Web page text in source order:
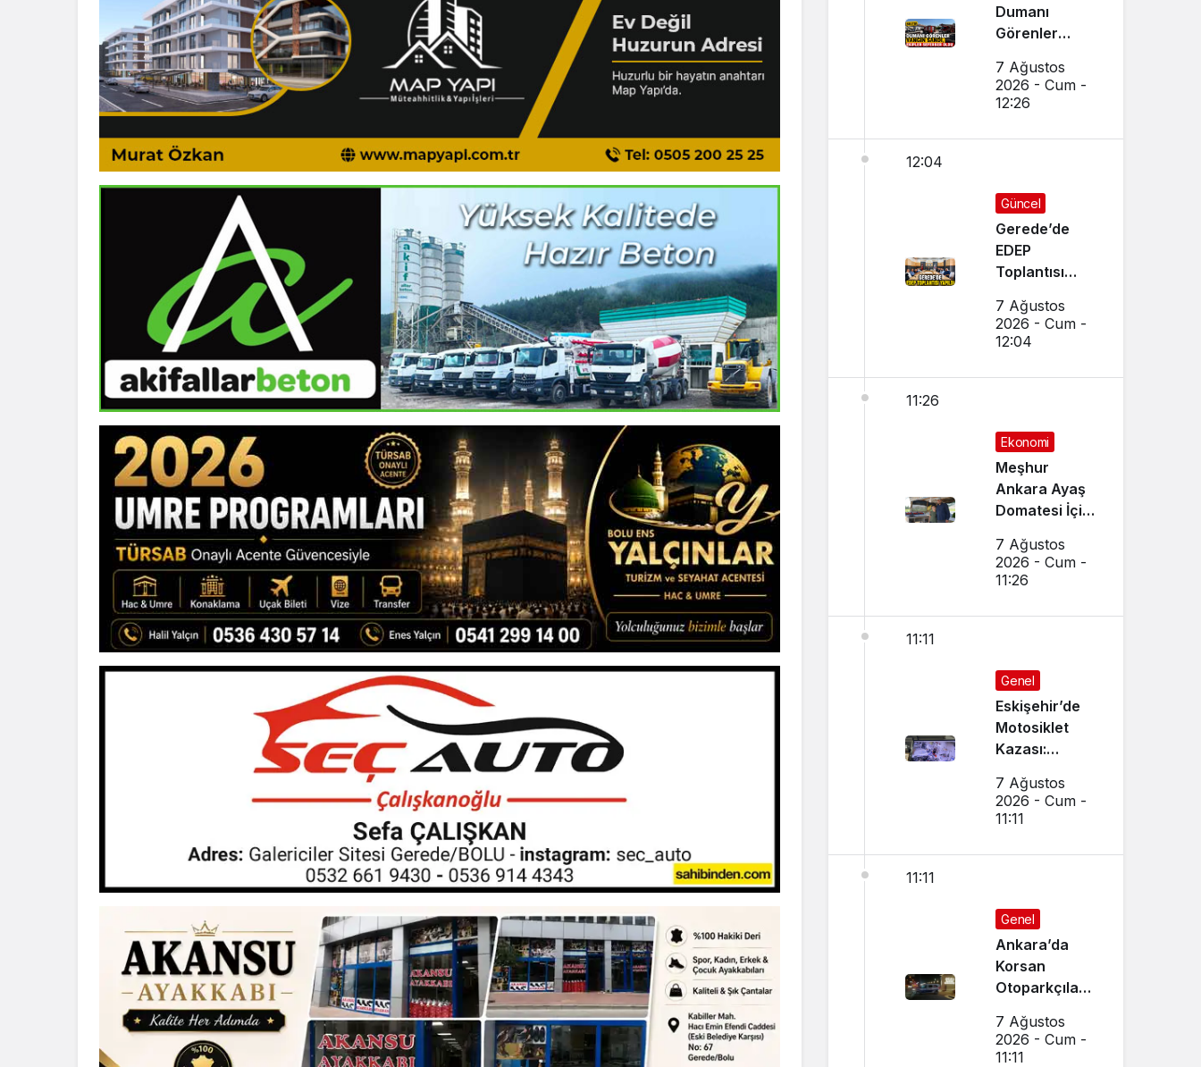
Dumanı
Görenler
Ekipler
Seferber Oldu
7 Ağustos
2026 - Cum -
12:26
12:04
Güncel
Gerede’de
EDEP
Toplantısı
7 Ağustos
2026 - Cum -
12:04
11:26
Ekonomi
Meşhur
Ankara Ayaş
Domatesi İçin
Geldi
7 Ağustos
2026 - Cum -
11:26
11:11
Genel
Eskişehir’de
Motosiklet
Kazası:
Camı Kırıldı,
Arbede Çıktı
7 Ağustos
2026 - Cum -
11:11
11:11
Genel
Ankara’da
Korsan
Otoparkçılara
Operasyon:
10 Kişi
7 Ağustos
2026 - Cum -
11:11